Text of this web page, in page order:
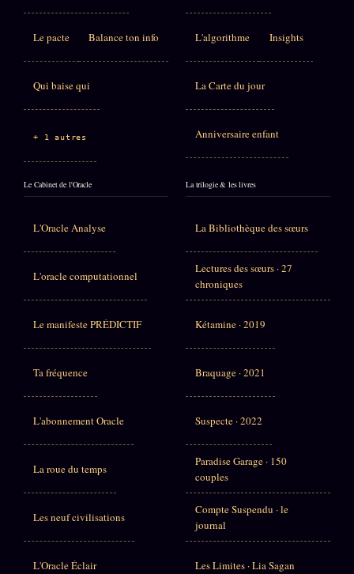
Le pacte Balance ton info
Qui baise qui
+ 1 autres
L'algorithme Insights
La Carte du jour
Anniversaire enfant
Le Cabinet de l'Oracle
L'Oracle Analyse
L'oracle computationnel
Le manifeste PRÉDICTIF
Ta fréquence
L'abonnement Oracle
La roue du temps
Les neuf civilisations
L'Oracle Éclair
La trilogie & les livres
La Bibliothèque des sœurs
Lectures des sœurs · 27
chroniques
Kétamine · 2019
Braquage · 2021
Suspecte · 2022
Paradise Garage · 150
couples
Compte Suspendu · le
journal
Les Limites · Lia Sagan